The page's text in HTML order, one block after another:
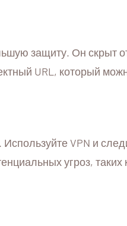
защиту. Он скрыт
URL, который
VPN и
угроз,